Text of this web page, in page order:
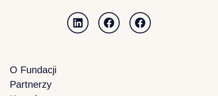
O Fundacji
Partnerzy